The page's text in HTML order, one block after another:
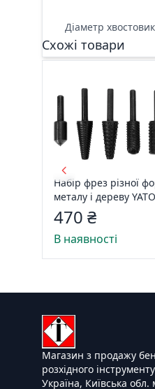
Діаметр
Схожі товари
Набір фрез різної
металу і дереву
дрилі, з шпінделем
6 шт. YT-61712
470 ₴
В наявності
Магазин з продажу
розхідного
Україна, Київська